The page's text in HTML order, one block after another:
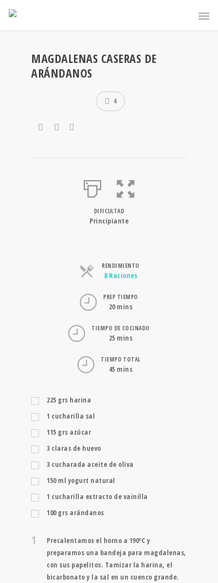
MAGDALENAS CASERAS DE
ARÁNDANOS
4
DIFICULTAD
Principiante
RENDIMIENTO
8 RacionesRaciones
PREP TIEMPO
20 mins
TIEMPO DE COCINADO
25 mins
TIEMPO TOTAL
45 mins
225 grs harina
1 cucharilla sal
115 grs azúcar
3 claras de huevo
3 cucharada aceite de oliva
150 ml yogurt natural
1 cucharilla extracto de vainilla
100 grs arándanos
1
Precalentamos el horno a 190ºC y
preparamos una bandeja para magdalenas,
con sus papelitos. Tamizar la harina, el
bicarbonato y la sal en un cuenco grande.